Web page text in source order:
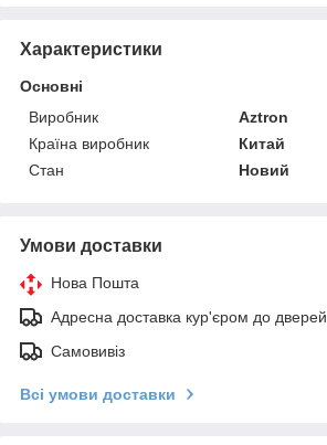
Характеристики
Основні
Виробник
Aztron
Країна виробник
Китай
Стан
Новий
Умови доставки
Нова Пошта
Адресна доставка кур'єром до дверей
Самовивіз
Всі умови доставки